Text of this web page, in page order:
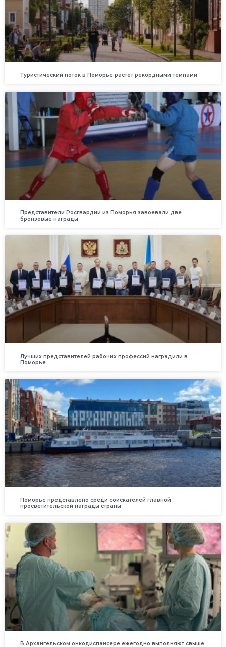
Туристический поток в Поморье растет рекордными темпами
Представители Росгвардии из Поморья завоевали две
бронзовые награды
Лучших представителей рабочих профессий наградили в
Поморье
Поморье представлено среди соискателей главной
просветительской награды страны
В Архангельском онкодиспансере ежегодно выполняют свыше